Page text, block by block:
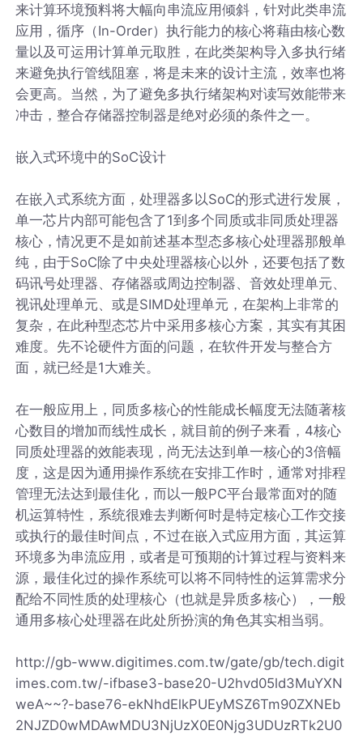
来计算环境预料将大幅向串流应用倾斜，针对此类串流
应用，循序（In-Order）执行能力的核心将藉由核心数
量以及可运用计算单元取胜，在此类架构导入多执行绪
来避免执行管线阻塞，将是未来的设计主流，效率也将
会更高。当然，为了避免多执行绪架构对读写效能带来
冲击，整合存储器控制器是绝对必须的条件之一。
嵌入式环境中的SoC设计
在嵌入式系统方面，处理器多以SoC的形式进行发展，
单一芯片内部可能包含了1到多个同质或非同质处理器
核心，情况更不是如前述基本型态多核心处理器那般单
纯，由于SoC除了中央处理器核心以外，还要包括了数
码讯号处理器、存储器或周边控制器、音效处理单元、
视讯处理单元、或是SIMD处理单元，在架构上非常的
复杂，在此种型态芯片中采用多核心方案，其实有其困
难度。先不论硬件方面的问题，在软件开发与整合方
面，就已经是1大难关。
在一般应用上，同质多核心的性能成长幅度无法随著核
心数目的增加而线性成长，就目前的例子来看，4核心
同质处理器的效能表现，尚无法达到单一核心的3倍幅
度，这是因为通用操作系统在安排工作时，通常对排程
管理无法达到最佳化，而以一般PC平台最常面对的随
机运算特性，系统很难去判断何时是特定核心工作交接
或执行的最佳时间点，不过在嵌入式应用方面，其运算
环境多为串流应用，或者是可预期的计算过程与资料来
源，最佳化过的操作系统可以将不同特性的运算需求分
配给不同性质的处理核心（也就是异质多核心），一般
通用多核心处理器在此处所扮演的角色其实相当弱。
http://gb-www.digitimes.com.tw/gate/gb/tech.digit
imes.com.tw/-ifbase3-base20-U2hvd05ld3MuYXN
weA~~?-base76-ekNhdElkPUEyMSZ6Tm90ZXNEb
2NJZD0wMDAwMDU3NjUzX0E0Njg3UDUzRTk2U0